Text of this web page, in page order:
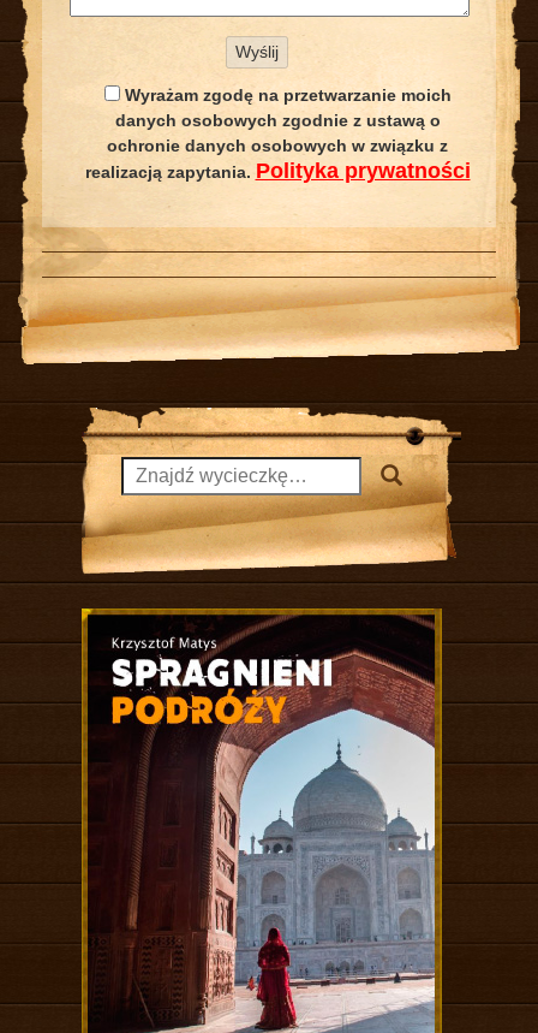
Wyrażam zgodę na przetwarzanie moich
danych osobowych zgodnie z ustawą o
ochronie danych osobowych w związku z
realizacją zapytania. Polityka prywatności